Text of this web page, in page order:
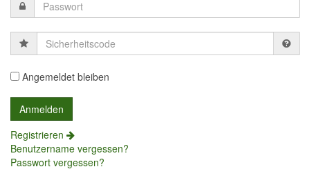
Sicherheitscode
Angemeldet bleiben
Registrieren
Benutzername vergessen?
Passwort vergessen?